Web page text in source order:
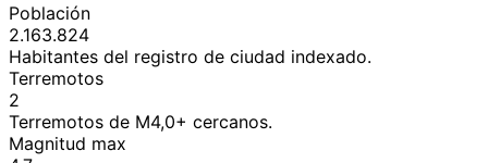
Población
2.163.824
Habitantes del registro de ciudad indexado.
Terremotos
2
Terremotos de M4,0+ cercanos.
Magnitud max